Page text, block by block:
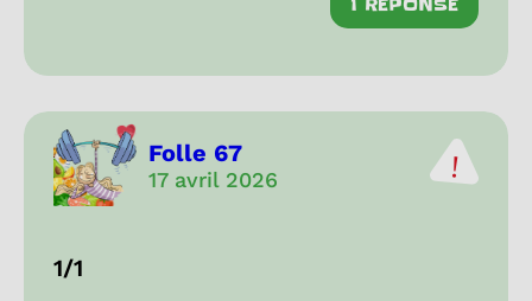
1 RÉPONSE
Folle 67
17 avril 2026
1/1